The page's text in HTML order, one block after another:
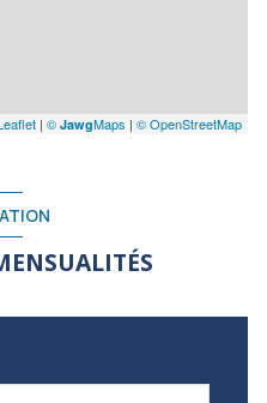
| © JawgMaps | © OpenStreetMap